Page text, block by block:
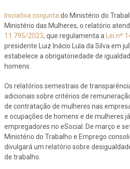
Iniciativa conjunta do Ministério do
Ministério das Mulheres, o relatório
11.795/2023, que regulamenta a Lei nº
presidente Luiz Inácio Lula da Silva em
estabelece a obrigatoriedade de
homens.
Os relatórios semestrais de
adicionais sobre critérios de
de contratação de mulheres nas
e ocupações de homens e de mulheres
empregadores no eSocial. De março e
Ministério do Trabalho e Emprego
divulgará um relatório sobre
de trabalho.